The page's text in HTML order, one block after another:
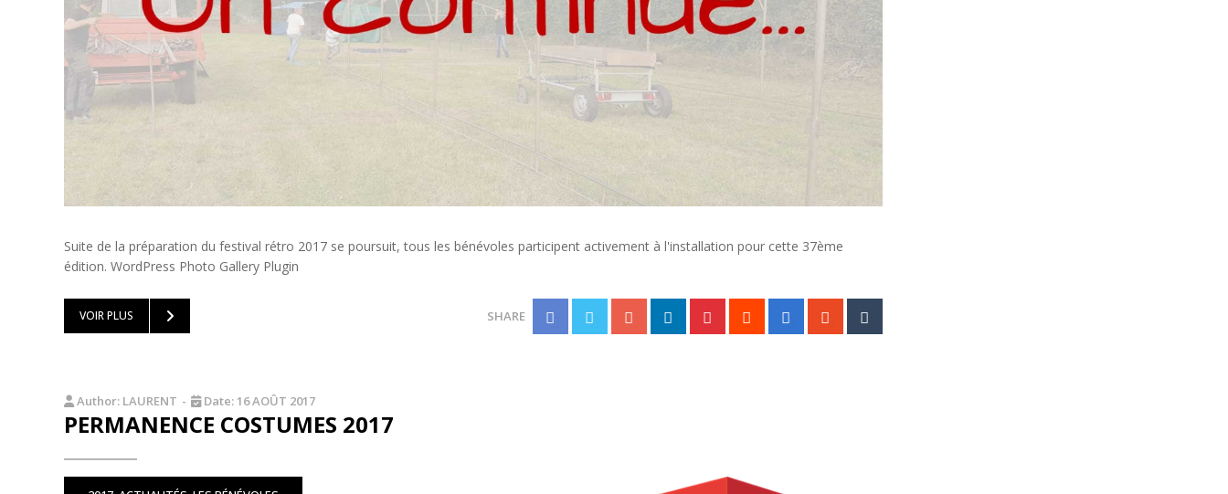
Suite de la préparation du festival rétro 2017 se poursuit, tous les bénévoles participent activement à l'installation pour cette 37ème
édition. WordPress Photo Gallery Plugin
VOIR PLUS SHARE
Author: LAURENT - Date: 16 AOÛT 2017
PERMANENCE COSTUMES 2017